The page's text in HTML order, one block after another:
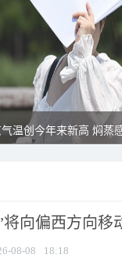
温创今年来新高 焖蒸
将向偏西方向移
08-08 18:18